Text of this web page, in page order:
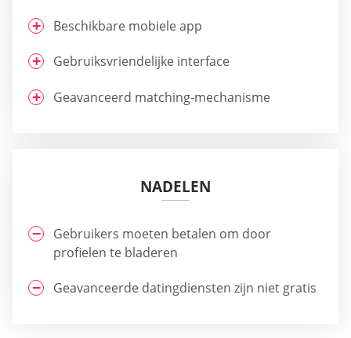
Beschikbare mobiele app
Gebruiksvriendelijke interface
Geavanceerd matching-mechanisme
NADELEN
Gebruikers moeten betalen om door
profielen te bladeren
Geavanceerde datingdiensten zijn niet gratis